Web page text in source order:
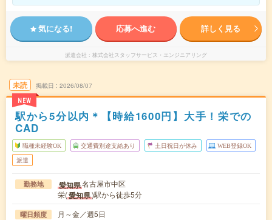
気になる! 応募へ進む 詳しく見る
派遣会社 株式会社スタッフサービス・エンジニアリング
未読
NEW
掲載日 2026/08/07
駅から5分以内＊【時給1600円】大手！栄での
CAD
職種未経験OK 交通費別途支給あり 土日祝日が休み WEB登録OK
派遣
勤務地 愛知県名古屋市中区
栄(愛知県)駅から徒歩5分
曜日頻度 月～金／週5日